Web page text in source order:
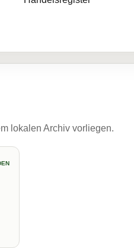
lokalen Archiv vorliegen.